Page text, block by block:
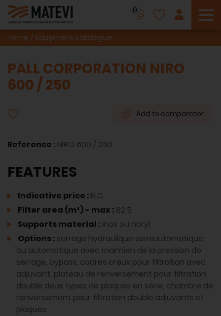
0
Home Equipment catalogue
PALL CORPORATION NIRO
600 / 250
Add to comparator
Reference : NIRO 600 / 250
FEATURES
Indicative price : N.C.
Filter area (m²) - max : 82.5
Supports material : inox ou noryl
Options : serrage hydraulique semiautomatique
ou automatique avec maintien de la pression de
serrage, bypass, cadres creux pour filtration avec
adjuvant, plateau de renversement pour filtration
double deux types de plaques en série, chambre de
renversement pour filtration double adjuvants et
plaques